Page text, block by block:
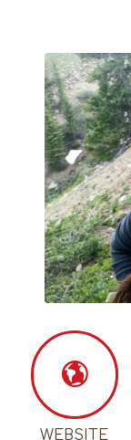
WEBSITE